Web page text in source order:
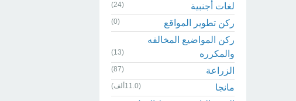
لغات أجنبية (24)
ركن تطوير المواقع (0)
ركن المواضيع المخالفه
والمكرره
(13)
الزراعة (87)
مانجا (11.0ألف)